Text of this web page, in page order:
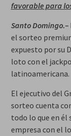
favorable para
Santo Domingo.–
el sorteo
expuesto por su
loto con el
latinoamericana.
El ejecutivo del
sorteo cuenta
todo lo que en él
empresa con el